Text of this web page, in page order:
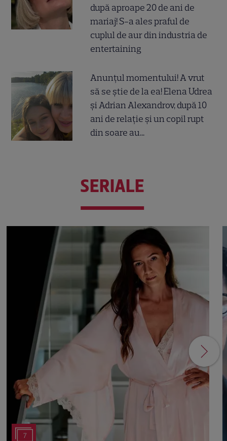
după aproape 20 de ani de
mariaj! S-a ales praful de
cuplul de aur din industria de
entertaining
Anunțul momentului! A vrut
să se știe de la ea! Elena Udrea
și Adrian Alexandrov, după 10
ani de relație și un copil rupt
din soare au...
SERIALE
7